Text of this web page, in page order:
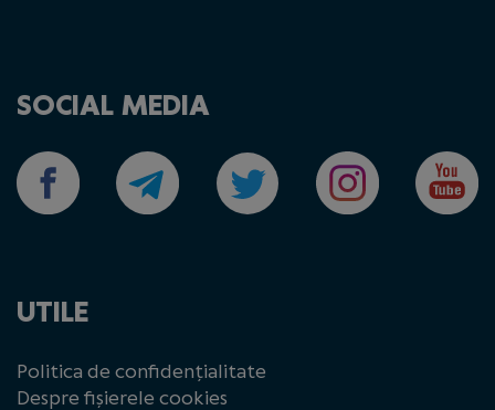
SOCIAL MEDIA
UTILE
Politica de confidențialitate
Despre fișierele cookies